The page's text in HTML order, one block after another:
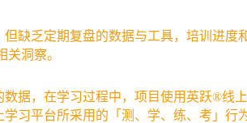
缺乏定期复盘的数据与工具，培训进度
洞察。
据，在学习过程中，项目使用英跃®线
习平台所采用的「测、学、练、考」行